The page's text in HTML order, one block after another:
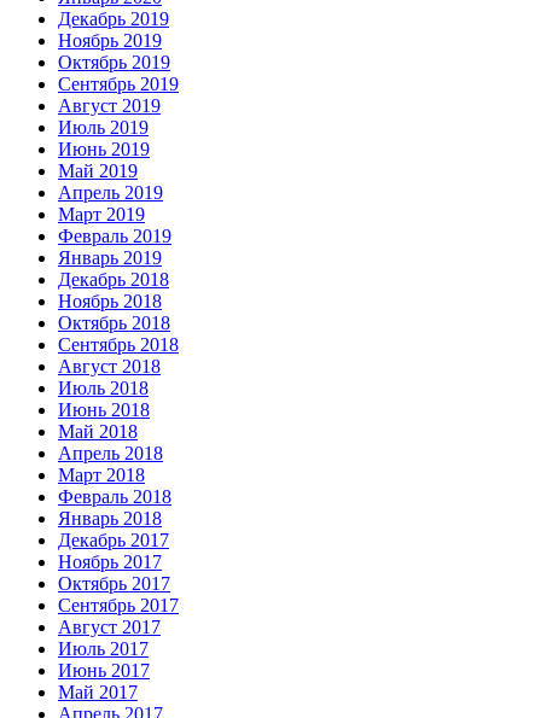
Декабрь 2019
Ноябрь 2019
Октябрь 2019
Сентябрь 2019
Август 2019
Июль 2019
Июнь 2019
Май 2019
Апрель 2019
Март 2019
Февраль 2019
Январь 2019
Декабрь 2018
Ноябрь 2018
Октябрь 2018
Сентябрь 2018
Август 2018
Июль 2018
Июнь 2018
Май 2018
Апрель 2018
Март 2018
Февраль 2018
Январь 2018
Декабрь 2017
Ноябрь 2017
Октябрь 2017
Сентябрь 2017
Август 2017
Июль 2017
Июнь 2017
Май 2017
Апрель 2017